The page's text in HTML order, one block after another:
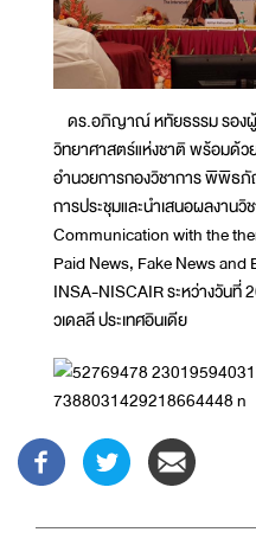
ดร.อภิญาณ์ หทัยธรรม รอ
วิทยาศาสตร์แห่งชาติ พร้อมด้
อำนวยการกองวิชาการ พิพิธภั
การประชุมและนำเสนอผลงานวิ
Communication with the
Paid News, Fake News
INSA-NISCAIR ระหว่างวัน
วเดลลี ประเทศอินเดีย